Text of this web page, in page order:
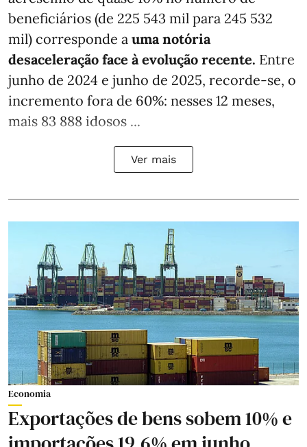
beneficiários (de 225 543 mil para 245 532
mil) corresponde a uma notória
desaceleração face à evolução recente. Entre
junho de 2024 e junho de 2025, recorde-se, o
incremento fora de 60%: nesses 12 meses,
mais 83 888 idosos ...
Ver mais
Economia
Exportações de bens sobem 10% e